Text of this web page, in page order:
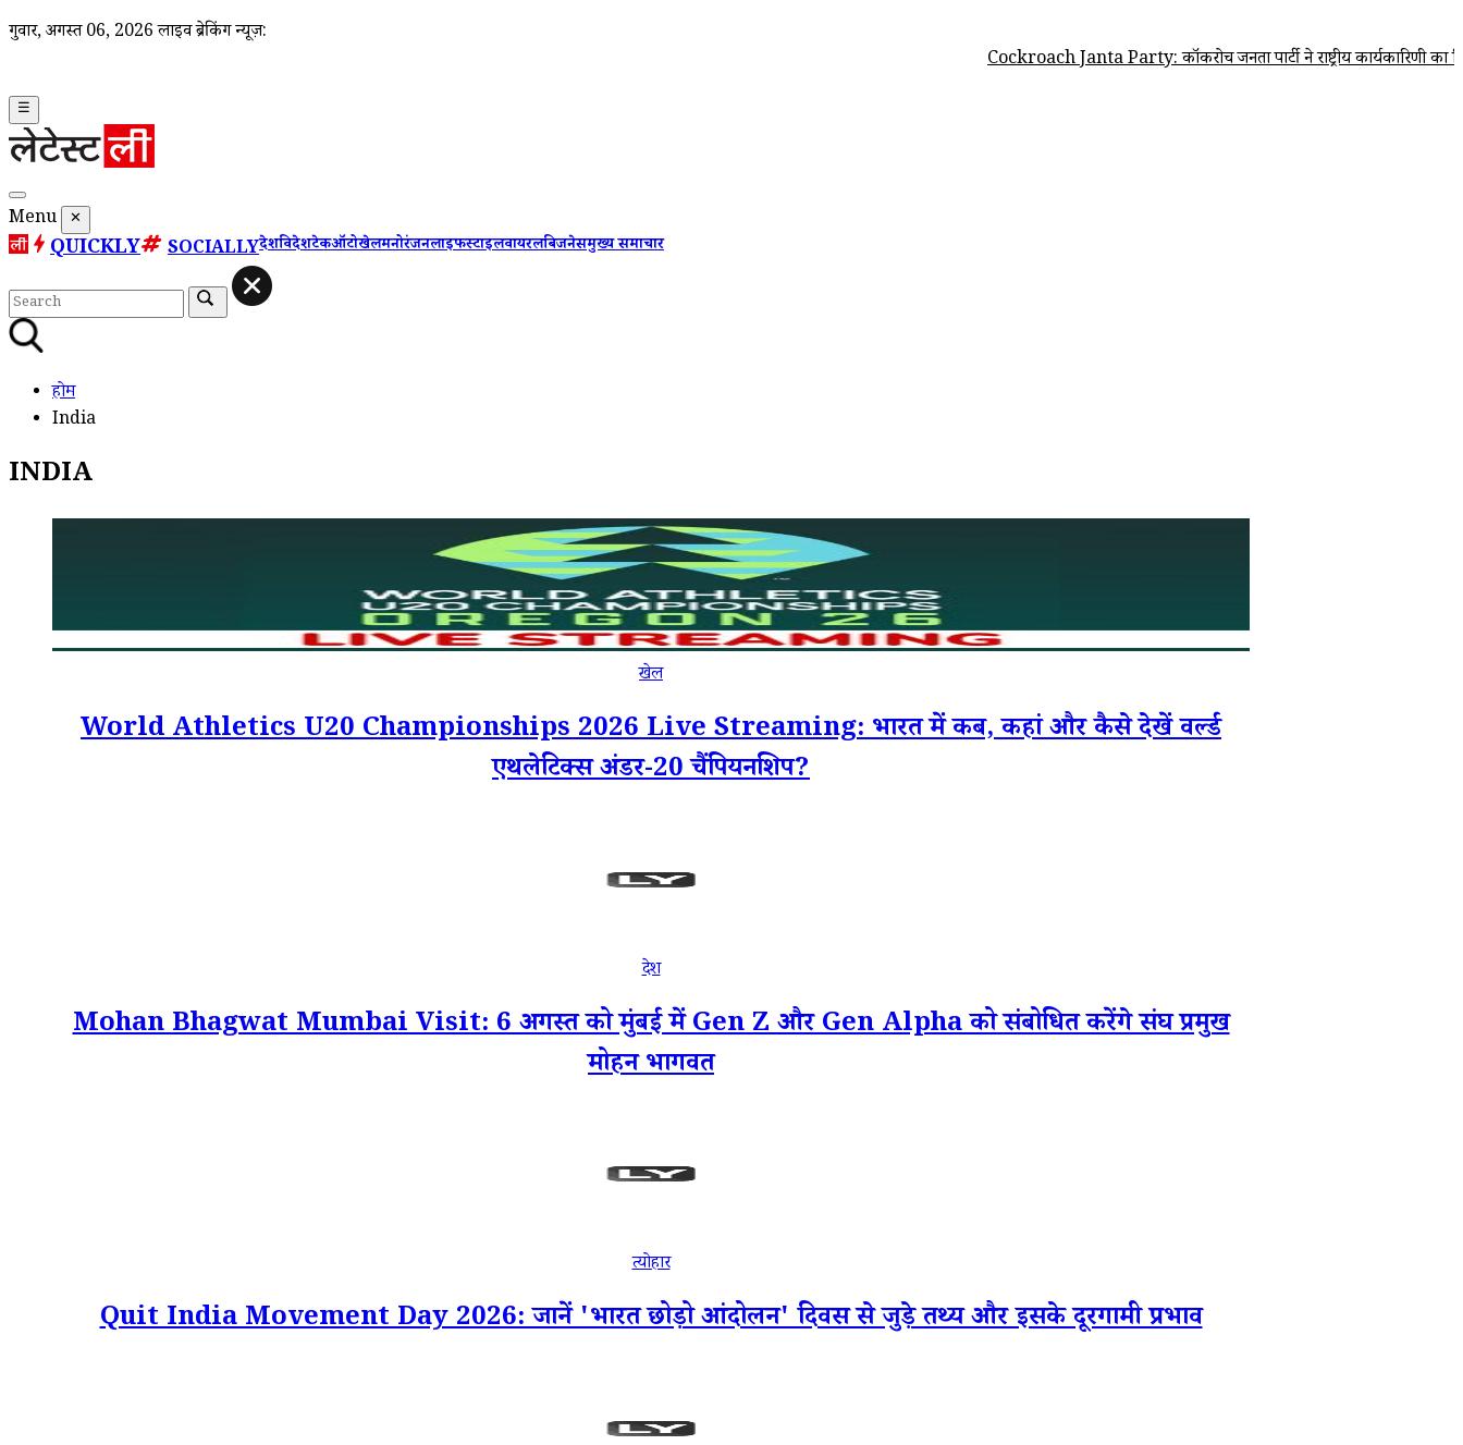
गुरूवार, अगस्त 06, 2026 लाइव ब्रेकिंग न्यूज़:
Cockroach Janta Party: कॉकरोच जनता पार्टी ने राष्ट्रीय कार्यकारिणी का किया
☰
Menu ✕
QUICKLY SOCIALLYदेशविदेशटेकऑटोखेलमनोरंजनलाइफस्टाइलवायरलबिजनेसमुख्य समाचार
होम
India
INDIA
खेल
World Athletics U20 Championships 2026 Live Streaming: भारत में कब, कहां और कैसे देखें वर्ल्ड
एथलेटिक्स अंडर-20 चैंपियनशिप?
देश
Mohan Bhagwat Mumbai Visit: 6 अगस्त को मुंबई में Gen Z और Gen Alpha को संबोधित करेंगे संघ प्रमुख
मोहन भागवत
त्योहार
Quit India Movement Day 2026: जानें 'भारत छोड़ो आंदोलन' दिवस से जुड़े तथ्य और इसके दूरगामी प्रभाव